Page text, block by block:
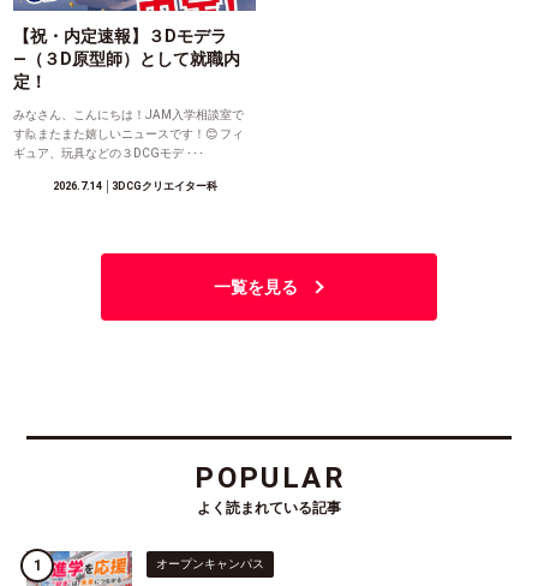
【祝・内定速報】３Dモデラ
―（３D原型師）として就職内
定！
みなさん、こんにちは！JAM入学相談室で
す🙋またまた嬉しいニュースです！😊 フィ
ギュア、玩具などの３DCGモデ ･･･
2026.7.14│3DCGクリエイター科
一覧を見る
POPULAR
よく読まれている記事
オープンキャンパス